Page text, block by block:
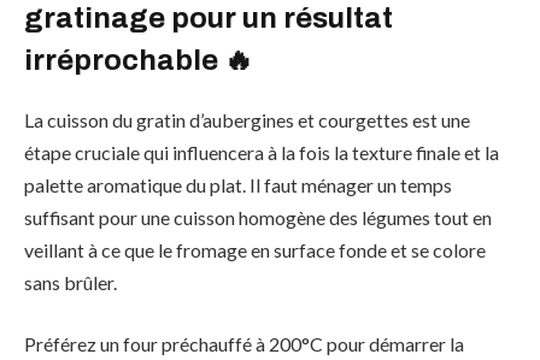
gratinage pour un résultat
irréprochable 🔥
La cuisson du gratin d’aubergines et courgettes est une
étape cruciale qui influencera à la fois la texture finale et la
palette aromatique du plat. Il faut ménager un temps
suffisant pour une cuisson homogène des légumes tout en
veillant à ce que le fromage en surface fonde et se colore
sans brûler.
Préférez un four préchauffé à 200°C pour démarrer la